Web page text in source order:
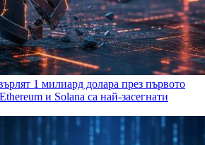
1 милиард долара през първото
и Solana са най-засегнати